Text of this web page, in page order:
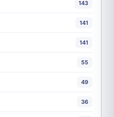
143
141
141
55
49
36